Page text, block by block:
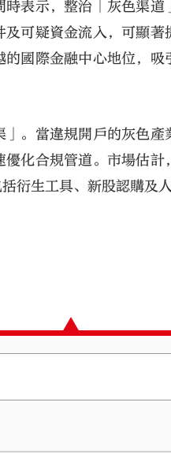
表示，整治「灰色渠
可疑資金流入，可顯
國際金融中心地位，
。當違規開戶的灰色
化合規管道。市場估
衍生工具、新股認購及人